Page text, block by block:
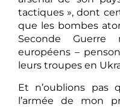
tactiques », dont
que les bombes
Seconde
européens –
leurs troupes en
Et n’oublions pas
l’armée de mon